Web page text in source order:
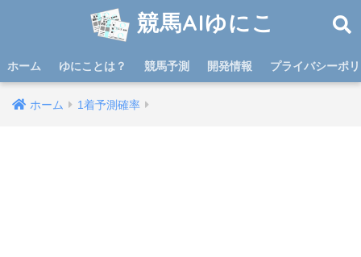
競馬AIゆにこ
ホーム ゆにことは？ 競馬予測 開発情報 プライバシーポ
ホーム 1着予測確率